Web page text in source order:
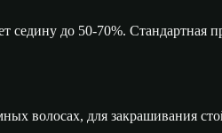
седину до 50-70%. Стандартная
волосах, для закрашивания